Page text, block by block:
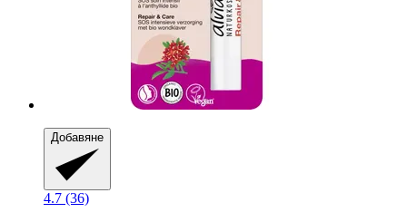
Добавяне
4.7 (36)